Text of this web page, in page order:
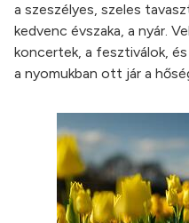
a szeszélyes, szeles
kedvenc évszaka, a nyár.
koncertek, a fesztiválok,
a nyomukban ott jár a